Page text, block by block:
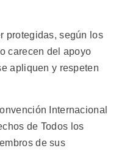
protegidas, según los
carecen del apoyo
apliquen y respeten
Internacional
de Todos los
de sus